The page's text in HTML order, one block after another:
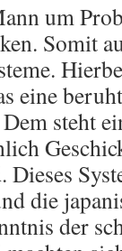
um
Somit
eine
steht
die
der